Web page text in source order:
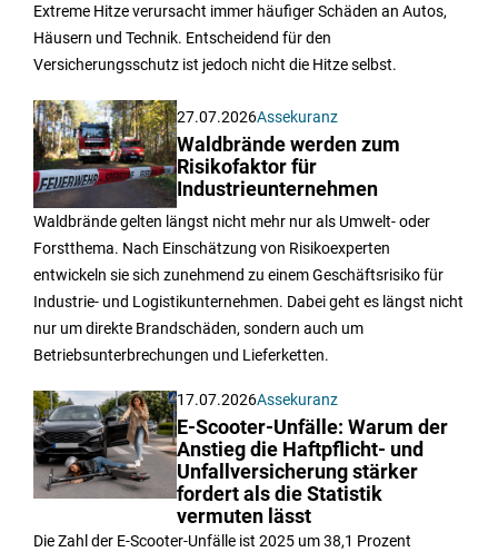
Extreme Hitze verursacht immer häufiger Schäden an Autos,
Häusern und Technik. Entscheidend für den
Versicherungsschutz ist jedoch nicht die Hitze selbst.
27.07.2026Assekuranz
Waldbrände werden zum
Risikofaktor für
Industrieunternehmen
Waldbrände gelten längst nicht mehr nur als Umwelt- oder
Forstthema. Nach Einschätzung von Risikoexperten
entwickeln sie sich zunehmend zu einem Geschäftsrisiko für
Industrie- und Logistikunternehmen. Dabei geht es längst nicht
nur um direkte Brandschäden, sondern auch um
Betriebsunterbrechungen und Lieferketten.
17.07.2026Assekuranz
E-Scooter-Unfälle: Warum der
Anstieg die Haftpflicht- und
Unfallversicherung stärker
fordert als die Statistik
vermuten lässt
Die Zahl der E-Scooter-Unfälle ist 2025 um 38,1 Prozent